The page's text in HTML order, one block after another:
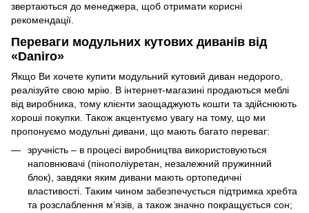
звертаються до менеджера, щоб отримати корисні
рекомендації.
Переваги модульних кутових диванів від
«Daniro»
Якщо Ви хочете купити модульний кутовий диван недорого,
реалізуйте свою мрію. В інтернет-магазині продаються меблі
від виробника, тому клієнти заощаджують кошти та здійснюють
хороші покупки. Також акцентуємо увагу на тому, що ми
пропонуємо модульні дивани , що мають багато переваг:
зручність – в процесі виробництва використовуються
наповнювачі (пінополіуретан, незалежний пружинний
блок), завдяки яким дивани мають ортопедичні
властивості. Таким чином забезпечується підтримка хребта
та розслаблення м’язів, а також значно покращується сон;